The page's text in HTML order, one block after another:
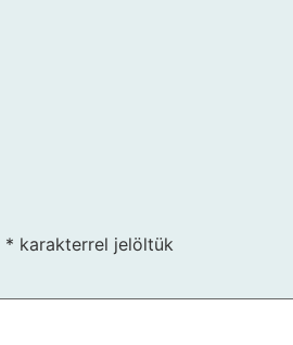
* karakterrel jelöltük